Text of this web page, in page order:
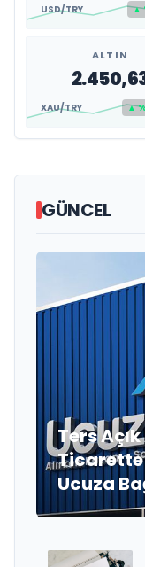
USD/TRY ▲
ALTIN
XAU/TRY ▲
GÜNCEL
Ters
Ticarette
Ucuza
Modeli